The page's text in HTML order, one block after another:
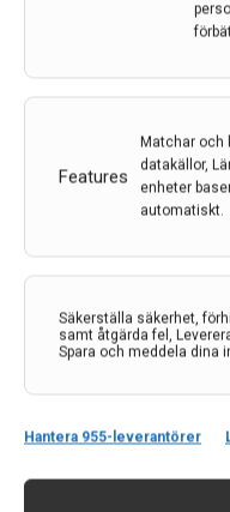
Features
Matchar och
datakällor,
enheter
automatiskt.
Säkerställa säkerhet,
samt åtgärda fel,
Spara och meddela dina
Hantera 955-leverantörer
Tuberös skleros är
majoriteten också
krampförebyggande